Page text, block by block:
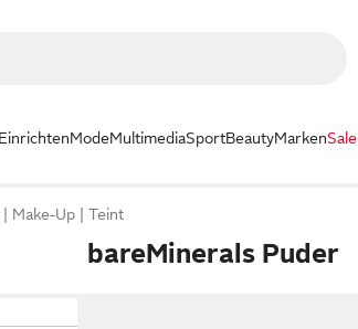
ModeMultimediaSportBeautyMarkenSale
Make-Up Teint
bareMinerals Puder